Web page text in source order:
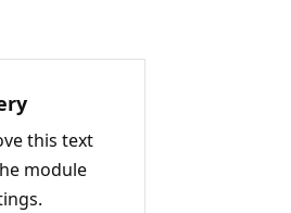
this text
module